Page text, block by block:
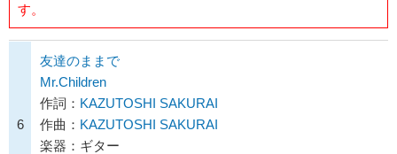
す。
6
友達のままで
Mr.Children
作詞： KAZUTOSHI SAKURAI
作曲： KAZUTOSHI SAKURAI
楽器：ギター